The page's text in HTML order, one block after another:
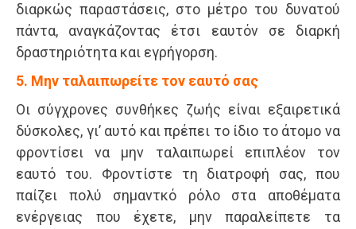
διαρκώς παραστάσεις, στο μέτρο του δυνατού
πάντα, αναγκάζοντας έτσι εαυτόν σε διαρκή
δραστηριότητα και εγρήγορση.
5. Μην ταλαιπωρείτε τον εαυτό σας
Οι σύγχρονες συνθήκες ζωής είναι εξαιρετικά
δύσκολες, γι’ αυτό και πρέπει το ίδιο το άτομο να
φροντίσει να μην ταλαιπωρεί επιπλέον τον
εαυτό του. Φροντίστε τη διατροφή σας, που
παίζει πολύ σημαντκό ρόλο στα αποθέματα
ενέργειας που έχετε, μην παραλείπετε τα